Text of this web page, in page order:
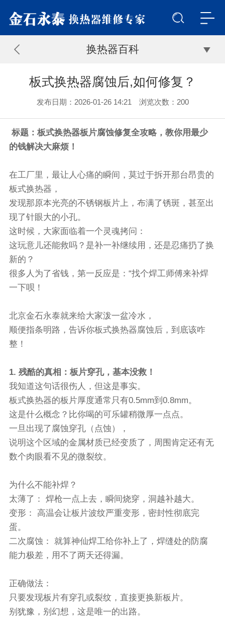
换热器百科
板式换热器腐蚀后,如何修复？
发布日期：2026-01-26 14:21 浏览次数： 200
标题：板式换热器板片腐蚀修复全攻略，教你用最少
的钱解决大麻烦！
在工厂里，最让人心痛的瞬间，莫过于拆开那台昂贵的
板式换热器，
发现那原本光亮的不锈钢板片上，布满了锈斑，甚至出
现了针眼大的小孔。
这时候，大家面临着一个灵魂拷问：
这玩意儿还能救吗？是补一补继续用，还是忍痛扔了换
新的？
很多人为了省钱，第一反应是：“找个焊工师傅来补焊
一下呗！
北京金石永泰就来给大家泼一盆冷水，
顺便指条明路，告诉你板式换热器腐蚀后，到底该咋
整！
1. 残酷的真相：板片穿孔，基本没救！
我知道这句话很伤人，但这是事实。
板式换热器的板片厚度通常只有0.5mm到0.8mm。
这是什么概念？比你喝的可乐罐稍微厚一点点。
一旦出现了腐蚀穿孔（点蚀），
说明这个区域的金属材质已经变质了，周围肯定还有无
数个肉眼看不见的微裂纹。
为什么不能补焊？
太薄了： 焊枪一点上去，瞬间烧穿，洞越补越大。
变形： 高温会让板片波纹严重变形，密封性彻底完
蛋。
二次腐蚀： 就算神仙焊工给你补上了，焊缝处的防腐
能力极差，用不了两天还得漏。
正确做法：
只要发现板片有穿孔或裂纹，直接更换新板片。
别犹豫，别幻想，这是唯一的出路。